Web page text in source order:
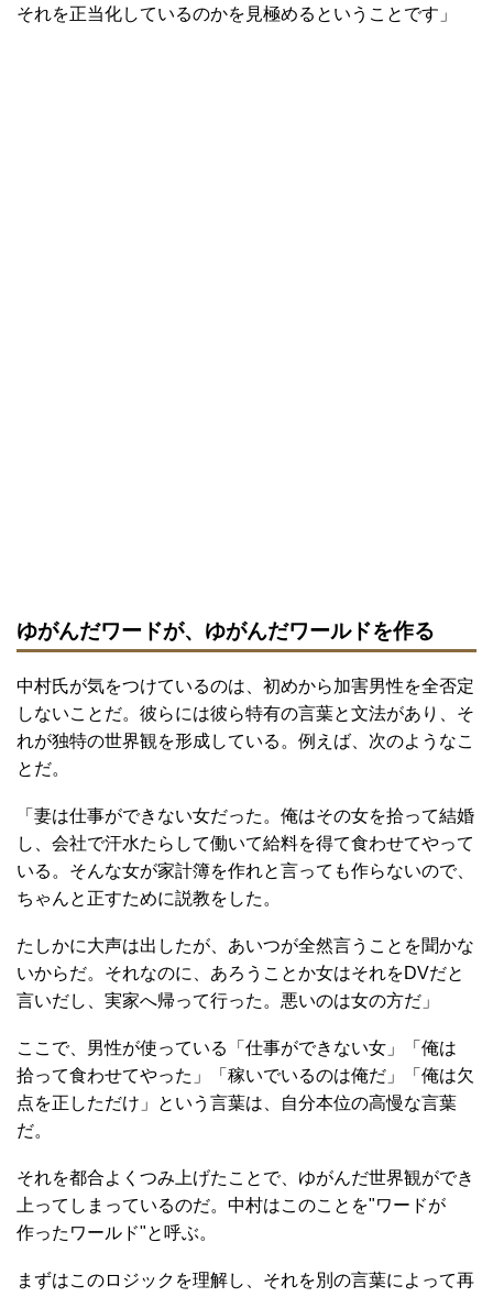
それを正当化しているのかを見極めるということです」
ゆがんだワードが、ゆがんだワールドを作る
中村氏が気をつけているのは、初めから加害男性を全否定
しないことだ。彼らには彼ら特有の言葉と文法があり、そ
れが独特の世界観を形成している。例えば、次のようなこ
とだ。
「妻は仕事ができない女だった。俺はその女を拾って結婚
し、会社で汗水たらして働いて給料を得て食わせてやって
いる。そんな女が家計簿を作れと言っても作らないので、
ちゃんと正すために説教をした。
たしかに大声は出したが、あいつが全然言うことを聞かな
いからだ。それなのに、あろうことか女はそれをDVだと
言いだし、実家へ帰って行った。悪いのは女の方だ」
ここで、男性が使っている「仕事ができない女」「俺は
拾って食わせてやった」「稼いでいるのは俺だ」「俺は欠
点を正しただけ」という言葉は、自分本位の高慢な言葉
だ。
それを都合よくつみ上げたことで、ゆがんだ世界観ができ
上ってしまっているのだ。中村はこのことを"ワードが
作ったワールド"と呼ぶ。
まずはこのロジックを理解し、それを別の言葉によって再